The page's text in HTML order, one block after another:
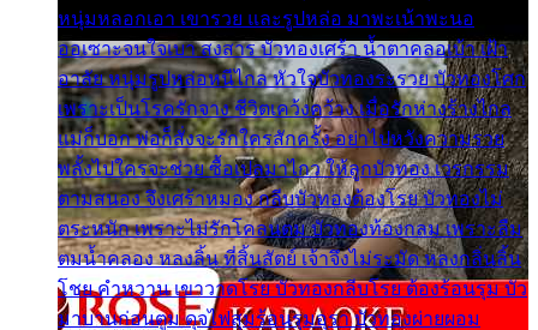
หนุ่มหลอกเอา เขารวย และรูปหล่อ มาพะเน้าพะนอ
ออเซาะจนใจเบา สงสาร บัวทองเศร้า น้ำตาคลอเบ้า เฝ้า
อาลัย หนุ่มรูปหล่อหนีไกล หัวใจบัวทองระรวย บัวทองโศก
เพราะเป็นโรครักจาง ชีวิตเคว้งคว้าง เมื่อรักห่างร้างไกล
แม่ก็บอก พ่อก็สั่งจะรักใครสักครั้ง อย่าไปหวังความรวย
พลั้งไปใครจะช่วย ซื้อเปลมาไกว ให้ลูกบัวทอง เวรกรรม
ตามสนอง จึงเศร้าหมอง กลีบบัวทองต้องโรย บัวทองไม่
ตระหนัก เพราะไม่รักโคลนตม บัวทองท้องกลม เพราะลืม
ตมน้ำคลอง หลงลิ้น ที่สิ้นสัตย์ เจ้าจึงไม่ระมัด หลงกลิ่นลิ้น
โชย คำหวาน เขาวาดโรย บัวทองกลีบโรย ต้องร้อนรุม บัว
มาบานก่อนตูม ดุจไฟสุมร้อนรุมอุรา บัวทองผ่ายผอม